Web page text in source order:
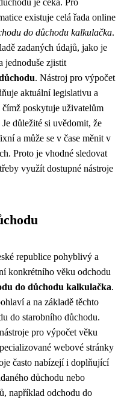
je čeká. Pro
existuje celá řada online
do důchodu kalkulačka.
zadaných údajů, jako je
jednoduše zjistit
. Nástroj pro výpočet
aktuální legislativu a
čímž poskytuje uživatelům
důležité si uvědomit, že
a může se v čase měnit v
Proto je vhodné sledovat
využít dostupné nástroje
republice pohyblivý a
konkrétního věku odchodu
do důchodu kalkulačka.
a na základě těchto
do starobního důchodu.
pro výpočet věku
webové stránky
často nabízejí i doplňující
důchodu nebo
například odchodu do